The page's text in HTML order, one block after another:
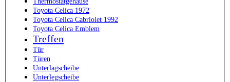
Toyota Celica 1972
Toyota Celica Cabriolet 1992
Toyota Celica Emblem
Treffen
Tür
Türen
Unterlagscheibe
Unterlegscheibe